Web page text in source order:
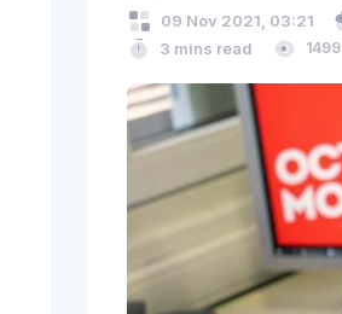
09 Nov 2021, 03:21
3 mins read
1499